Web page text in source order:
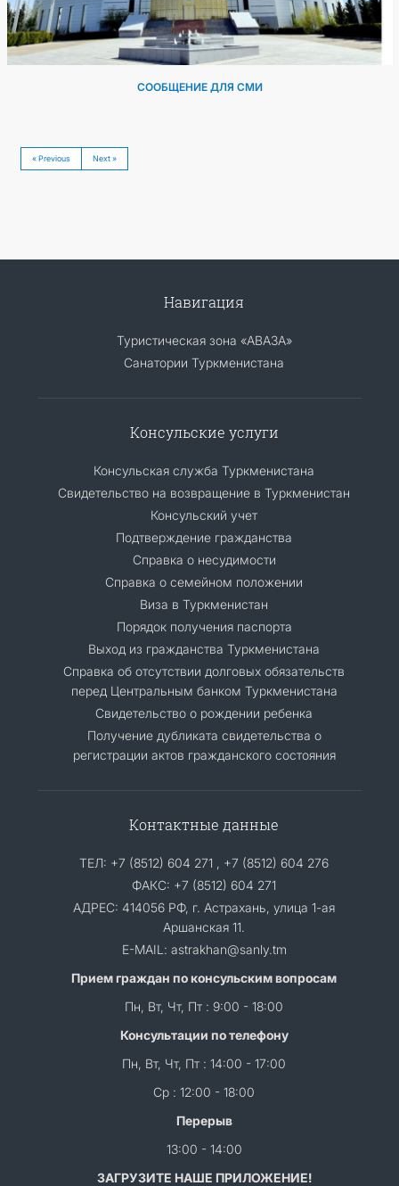
СООБЩЕНИЕ ДЛЯ СМИ
« Previous Next »
Навигация
Туристическая зона «АВАЗА»
Санатории Туркменистана
Консульские услуги
Консульская служба Туркменистана
Свидетельство на возвращение в Туркменистан
Консульский учет
Подтверждение гражданства
Справка о несудимости
Справка о семейном положении
Виза в Туркменистан
Порядок получения паспорта
Выход из гражданства Туркменистана
Cправка об отсутствии долговых обязательств
перед Центральным банком Туркменистана
Свидетельство о рождении ребенка
Получение дубликата свидетельства о
регистрации актов гражданского состояния
Контактные данные
ТЕЛ: +7 (8512) 604 271 , +7 (8512) 604 276
ФАКС: +7 (8512) 604 271
АДРЕС: 414056 РФ, г. Астрахань, улица 1-ая
Аршанская 11.
E-MAIL: astrakhan@sanly.tm
Прием граждан по консульским вопросам
Пн, Вт, Чт, Пт : 9:00 - 18:00
Консультации по телефону
Пн, Вт, Чт, Пт : 14:00 - 17:00
Ср : 12:00 - 18:00
Перерыв
13:00 - 14:00
ЗАГРУЗИТЕ НАШЕ ПРИЛОЖЕНИЕ!